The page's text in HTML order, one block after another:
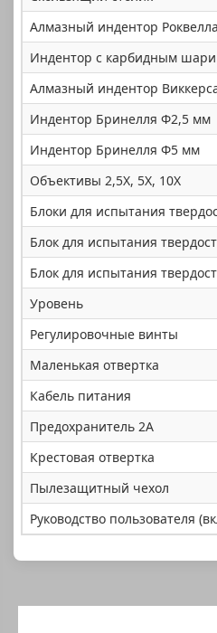
Алмазный индентор Роквелла
Индентор с карбидным
Алмазный индентор
Индентор Бринелля Φ2,5 мм
Индентор Бринелля Φ5 мм
Объективы 2,5X, 5X, 10X
Блоки для испытания
Блок для испытания
Блок для испытания
Уровень
Регулировочные винты
Маленькая отвертка
Кабель питания
Предохранитель 2A
Крестовая отвертка
Пылезащитный чехол
Руководство пользователя